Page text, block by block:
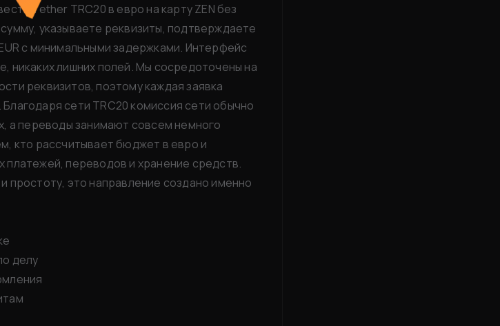
Tether TRC20 в евро на карту ZEN без
указываете реквизиты, подтверждаете
с минимальными задержками. Интерфейс
никаких лишних полей. Мы сосредоточены на
реквизитов, поэтому каждая заявка
сети TRC20 комиссия сети обычно
а переводы занимают совсем немного
кто рассчитывает бюджет в евро и
платежей, переводов и хранение средств.
простоту, это направление создано именно
делу